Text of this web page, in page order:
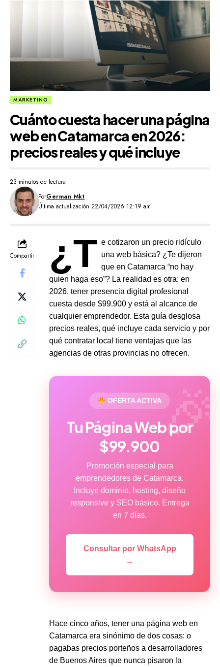
MARKETING
Cuánto cuesta hacer una página
web en Catamarca en 2026:
precios reales y qué incluye
Última actualización 22/04/2026 12:19 am
PorGerman Mkt
23 minutos de lectura
Compartir ¿T e cotizaron un precio ridículo
una web básica? ¿Te dijeron
que en Catamarca “no hay
quien haga eso”? La realidad es otra: en
2026, tener presencia digital profesional
cuesta desde $99.900 y está al alcance de
cualquier emprendedor. Esta guía desglosa
precios reales, qué incluye cada servicio y por
qué contratar local tiene ventajas que las
agencias de otras provincias no ofrecen.
OFERTA ACTIVA
Tu Página Web por
$99.900
Promoción especial para
emprendedores de Catamarca.
Incluye dominio, hosting, diseño
responsive y SEO básico. Entrega
en 7 días.
Consultar por WhatsApp
→
Hace cinco años, tener una página web en
Catamarca era sinónimo de dos cosas: o
pagabas precios porteños a desarrolladores
de Buenos Aires que nunca pisaron la